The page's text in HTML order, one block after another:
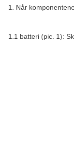
1. Når
1.1 batteri (pic. 1):